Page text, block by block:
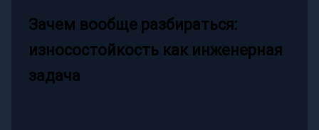
Зачем вообще разбираться:
износостойкость как инженерная
задача